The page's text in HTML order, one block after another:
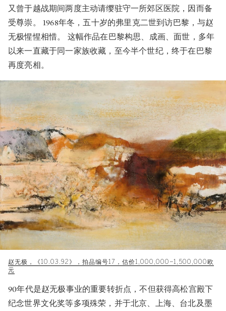
又曾于越战期间两度主动请缨驻守一所郊区医院，因而备
受尊崇。 1968年冬，五十岁的弗里克二世到访巴黎，与赵
无极惺惺相惜。 这幅作品在巴黎构思、成画、面世，多年
以来一直藏于同一家族收藏，至今半个世纪，终于在巴黎
再度亮相。
赵无极，《10.03.92》，拍品编号17，估价1,000,000–1,500,000欧
元
90年代是赵无极事业的重要转折点，不但获得高松宫殿下
纪念世界文化奖等多项殊荣，并于北京、上海、台北及墨